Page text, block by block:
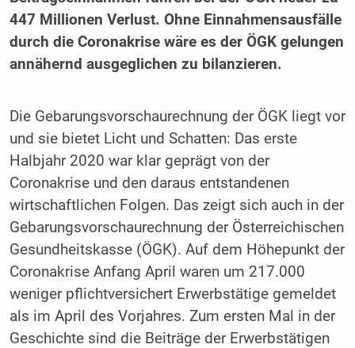
447 Millionen Verlust. Ohne Einnahmensausfälle
durch die Coronakrise wäre es der ÖGK gelungen
annähernd ausgeglichen zu bilanzieren.
Die Gebarungsvorschaurechnung der ÖGK liegt vor
und sie bietet Licht und Schatten: Das erste
Halbjahr 2020 war klar geprägt von der
Coronakrise und den daraus entstandenen
wirtschaftlichen Folgen. Das zeigt sich auch in der
Gebarungsvorschaurechnung der Österreichischen
Gesundheitskasse (ÖGK). Auf dem Höhepunkt der
Coronakrise Anfang April waren um 217.000
weniger pflichtversichert Erwerbstätige gemeldet
als im April des Vorjahres. Zum ersten Mal in der
Geschichte sind die Beiträge der Erwerbstätigen